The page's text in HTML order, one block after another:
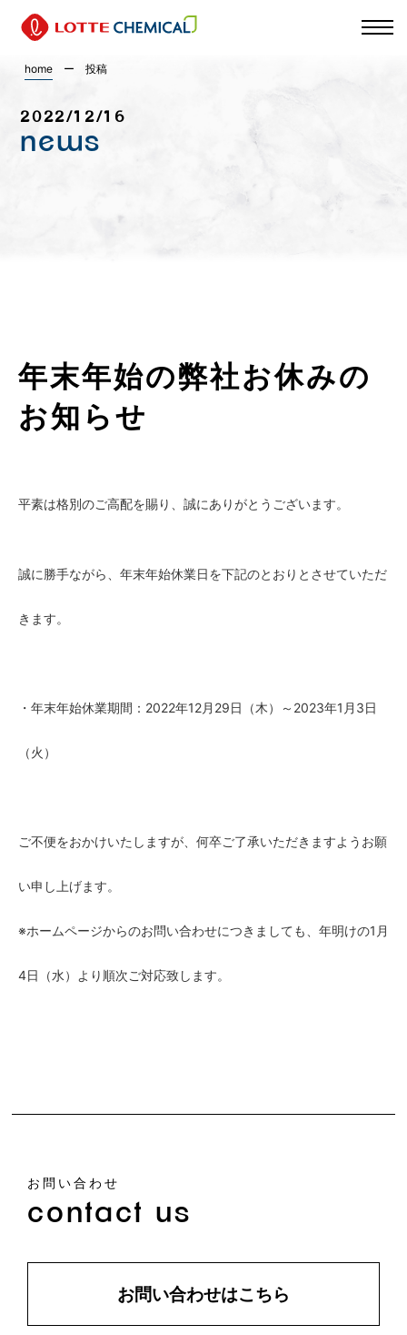
home ー投稿
2022/12/16
news
年末年始の弊社お休みの
お知らせ
平素は格別のご高配を賜り、誠にありがとうございます。
誠に勝手ながら、年末年始休業日を下記のとおりとさせていただ
きます。
・年末年始休業期間：2022年12月29日（木）～2023年1月3日
（火）
ご不便をおかけいたしますが、何卒ご了承いただきますようお願
い申し上げます。
※ホームページからのお問い合わせにつきましても、年明けの1月
4日（水）より順次ご対応致します。
お問い合わせ
contact us
お問い合わせはこちら